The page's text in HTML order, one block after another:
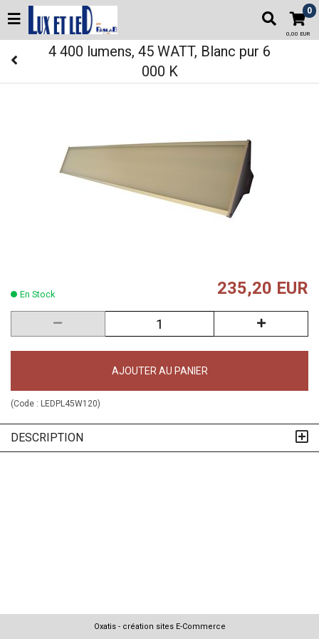
0
0,00 EUR
4 400 lumens, 45 WATT, Blanc pur 6
000 K
En Stock 235,20 EUR
AJOUTER AU PANIER
(Code : LEDPL45W120)
DESCRIPTION
Oxatis - création sites E-Commerce